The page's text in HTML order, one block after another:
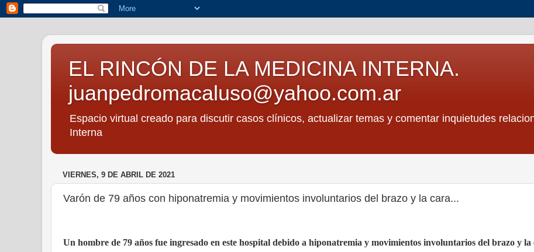
EL RINCÓN DE LA MEDICINA INTERNA.
juanpedromacaluso@yahoo.com.ar
Espacio virtual creado para discutir casos clínicos, actualizar temas y comentar inquietudes
Interna
VIERNES, 9 DE ABRIL DE 2021
Varón de 79 años con hiponatremia y movimientos involuntarios del brazo y la cara...
Un hombre de 79 años fue ingresado en este hospital debido a hiponatremia y movimientos involuntarios del brazo y la